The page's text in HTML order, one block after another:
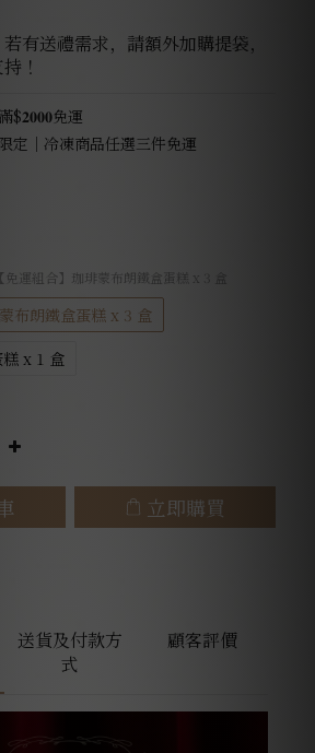
有送禮需求，請額外加購提袋，
！
$𝟐𝟎𝟎𝟎免運
定｜冷凍商品任選三件免運
免運組合】珈琲蒙布朗鐵盒蛋糕 x 3 盒
布朗鐵盒蛋糕 x 3 盒
x 1 盒
立即購買
送貨及付款方
式
顧客評價